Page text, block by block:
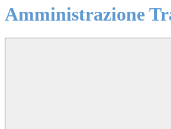
Amministrazione